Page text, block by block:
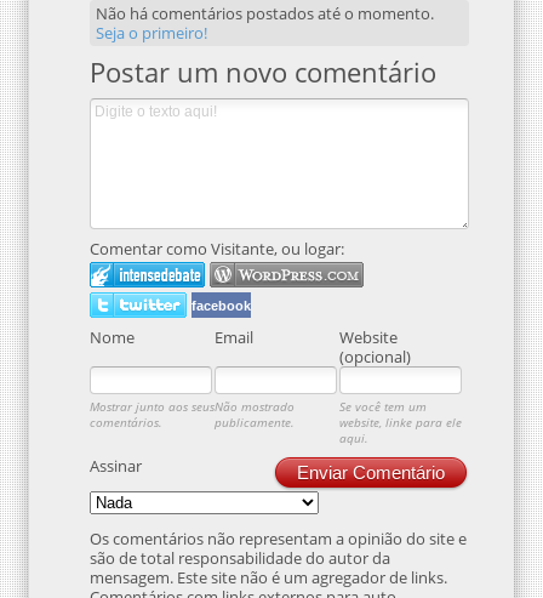
Não há comentários postados até o momento.
Seja o primeiro!
Postar um novo comentário
Comentar como Visitante, ou logar:
facebook
Nome Email
Website
(opcional)
Mostrar junto aos seus
comentários.
Não mostrado
publicamente.
Se você tem um
website, linke para ele
aqui.
Enviar Comentário
Assinar
Os comentários não representam a opinião do site e
são de total responsabilidade do autor da
mensagem. Este site não é um agregador de links.